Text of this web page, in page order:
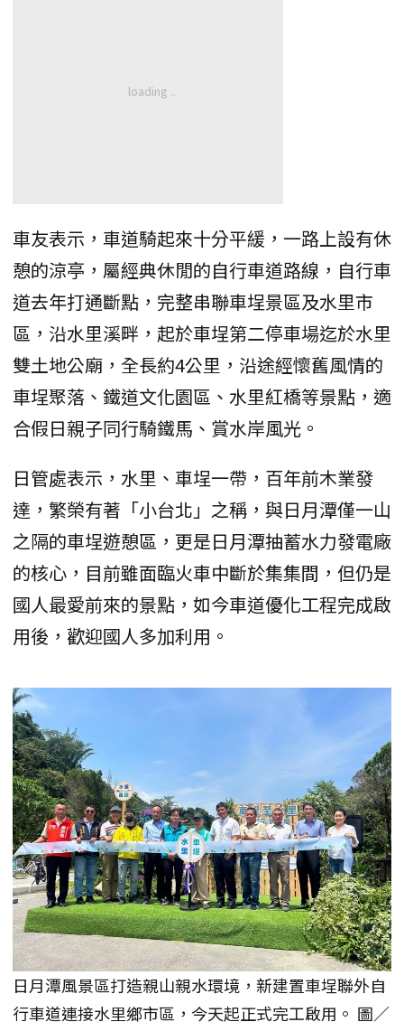
車友表示，車道騎起來十分平緩，一路上設有休
憩的涼亭，屬經典休閒的自行車道路線，自行車
道去年打通斷點，完整串聯車埕景區及水里市
區，沿水里溪畔，起於車埕第二停車場迄於水里
雙土地公廟，全長約4公里，沿途經懷舊風情的
車埕聚落、鐵道文化園區、水里紅橋等景點，適
合假日親子同行騎鐵馬、賞水岸風光。
日管處表示，水里、車埕一帶，百年前木業發
達，繁榮有著「小台北」之稱，與日月潭僅一山
之隔的車埕遊憩區，更是日月潭抽蓄水力發電廠
的核心，目前雖面臨火車中斷於集集間，但仍是
國人最愛前來的景點，如今車道優化工程完成啟
用後，歡迎國人多加利用。
日月潭風景區打造親山親水環境，新建置車埕聯外自
行車道連接水里鄉市區，今天起正式完工啟用。 圖／